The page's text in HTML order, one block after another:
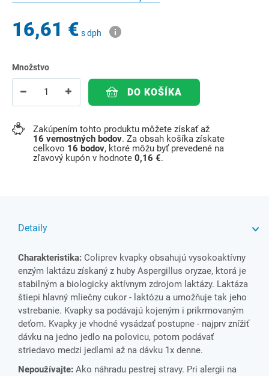
16,61 € s dph
Množstvo
DO KOŠÍKA
Zakúpením tohto produktu môžete získať až
16 vernostných bodov. Za obsah košíka získate
celkovo 16 bodov, ktoré môžu byť prevedené na
zľavový kupón v hodnote 0,16 €.
Detaily
Charakteristika: Coliprev kvapky obsahujú vysokoaktívny
enzým laktázu získaný z huby Aspergillus oryzae, ktorá je
stabilným a biologicky aktívnym zdrojom laktázy. Laktáza
štiepi hlavný mliečny cukor - laktózu a umožňuje tak jeho
vstrebanie. Kvapky sa podávajú kojeným i prikrmovaným
deťom. Kvapky je vhodné vysádzať postupne - najprv znížiť
dávku na jedno jedlo na polovicu, potom podávať
striedavo medzi jedlami až na dávku 1x denne.
Nepoužívajte: Ako náhradu pestrej stravy. Pri alergii na